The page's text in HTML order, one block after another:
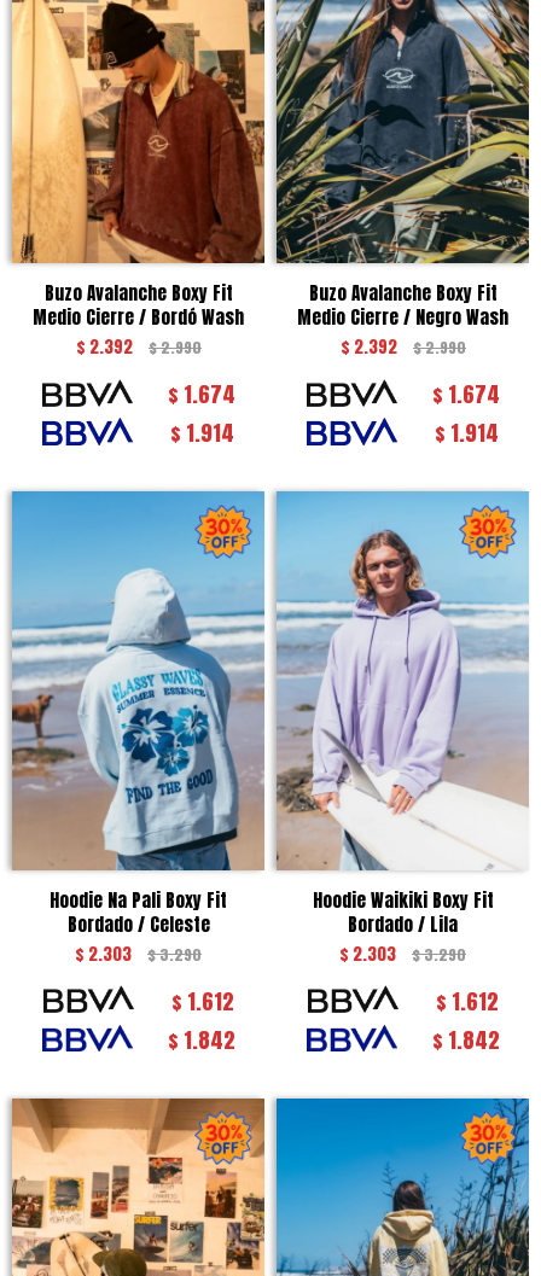
Buzo Avalanche Boxy Fit
Medio Cierre / Bordó Wash
$ 2.392 $2.990
$ 1.674
$ 1.914
Buzo Avalanche Boxy Fit
Medio Cierre / Negro Wash
$ 2.392 $2.990
$ 1.674
$ 1.914
Hoodie Na Pali Boxy Fit
Bordado / Celeste
$ 2.303 $3.290
$ 1.612
$ 1.842
Hoodie Waikiki Boxy Fit
Bordado / Lila
$ 2.303 $3.290
$ 1.612
$ 1.842